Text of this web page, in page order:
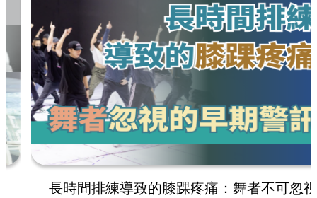
長時間排練導致的膝踝疼痛：舞者不可忽視